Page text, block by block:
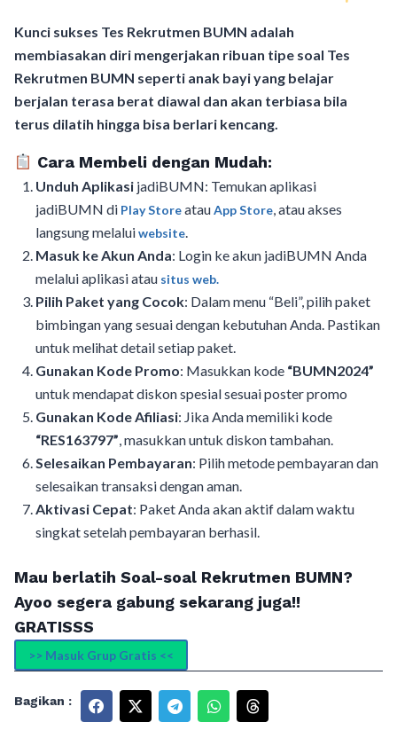
Kunci sukses Tes Rekrutmen BUMN adalah
membiasakan diri mengerjakan ribuan tipe soal Tes
Rekrutmen BUMN seperti anak bayi yang belajar
berjalan terasa berat diawal dan akan terbiasa bila
terus dilatih hingga bisa berlari kencang.
Cara Membeli dengan Mudah:
Unduh Aplikasi jadiBUMN: Temukan aplikasi
jadiBUMN di Play StoreatauApp Store, atau akses
langsung melaluiwebsite.
Masuk ke Akun Anda: Login ke akun jadiBUMN Anda
melalui aplikasi atau situs web.
Pilih Paket yang Cocok: Dalam menu “Beli”, pilih paket
bimbingan yang sesuai dengan kebutuhan Anda. Pastikan
untuk melihat detail setiap paket.
Gunakan Kode Promo: Masukkan kode “BUMN2024”
untuk mendapat diskon spesial sesuai poster promo
Gunakan Kode Afiliasi: Jika Anda memiliki kode
“RES163797”, masukkan untuk diskon tambahan.
Selesaikan Pembayaran: Pilih metode pembayaran dan
selesaikan transaksi dengan aman.
Aktivasi Cepat: Paket Anda akan aktif dalam waktu
singkat setelah pembayaran berhasil.
Mau berlatih Soal-soal Rekrutmen BUMN?
Ayoo segera gabung sekarang juga!!
GRATISSS
>> Masuk Grup Gratis <<
Bagikan :